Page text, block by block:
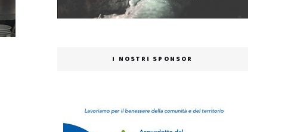
I NOSTRI SPONSOR